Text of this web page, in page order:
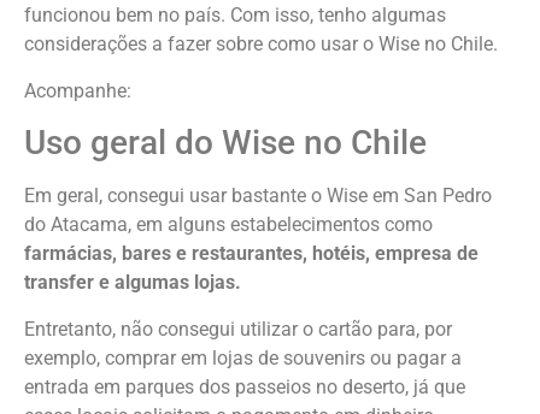
funcionou bem no país. Com isso, tenho algumas
considerações a fazer sobre como usar o Wise no Chile.
Acompanhe:
Uso geral do Wise no Chile
Em geral, consegui usar bastante o Wise em San Pedro
do Atacama, em alguns estabelecimentos como
farmácias, bares e restaurantes, hotéis, empresa de
transfer e algumas lojas.
Entretanto, não consegui utilizar o cartão para, por
exemplo, comprar em lojas de souvenirs ou pagar a
entrada em parques dos passeios no deserto, já que